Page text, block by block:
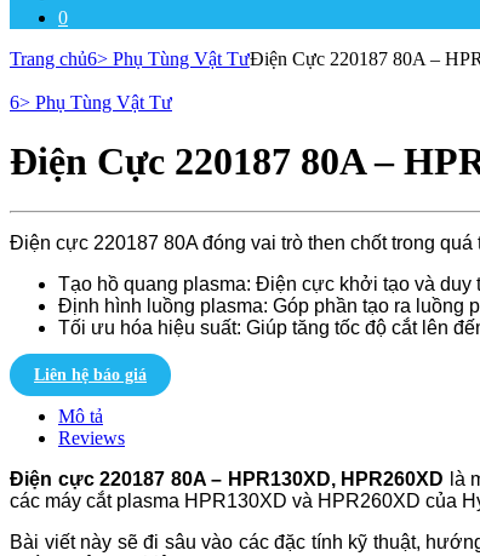
0
Trang chủ6> Phụ Tùng Vật TưĐiện Cực 220187 80A –
6> Phụ Tùng Vật Tư
Điện Cực 220187 80A –
Điện cực 220187 80A đóng vai trò then chốt trong quá
Tạo hồ quang plasma: Điện cực khởi tạo và duy
Định hình luồng plasma: Góp phần tạo ra luồng
Tối ưu hóa hiệu suất: Giúp tăng tốc độ cắt lên
Liên hệ báo giá
Mô tả
Reviews
Điện cực 220187 80A – HPR130XD, HPR260XD là
các máy cắt plasma HPR130XD và HPR260XD của
Bài viết này sẽ đi sâu vào các đặc tính kỹ thuật,